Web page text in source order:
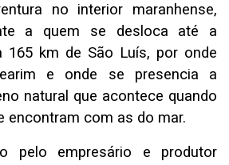
no interior maranhense,
a quem se desloca até a
165 km de São Luís, por onde
e onde se presencia a
natural que acontece quando
encontram com as do mar.
pelo empresário e produtor